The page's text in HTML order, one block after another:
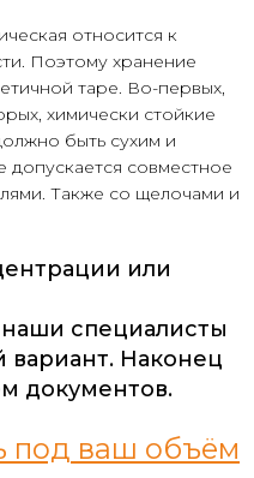
относится к
Поэтому хранение
таре. Во-первых,
химически стойкие
быть сухим и
совместное
Также со щелочами и
или
наши специалисты
вариант. Наконец
документов.
под ваш объём